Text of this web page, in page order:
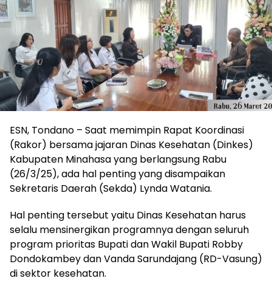
ESN, Tondano – Saat memimpin Rapat Koordinasi
(Rakor) bersama jajaran Dinas Kesehatan (Dinkes)
Kabupaten Minahasa yang berlangsung Rabu
(26/3/25), ada hal penting yang disampaikan
Sekretaris Daerah (Sekda) Lynda Watania.
Hal penting tersebut yaitu Dinas Kesehatan harus
selalu mensinergikan programnya dengan seluruh
program prioritas Bupati dan Wakil Bupati Robby
Dondokambey dan Vanda Sarundajang (RD-Vasung)
di sektor kesehatan.